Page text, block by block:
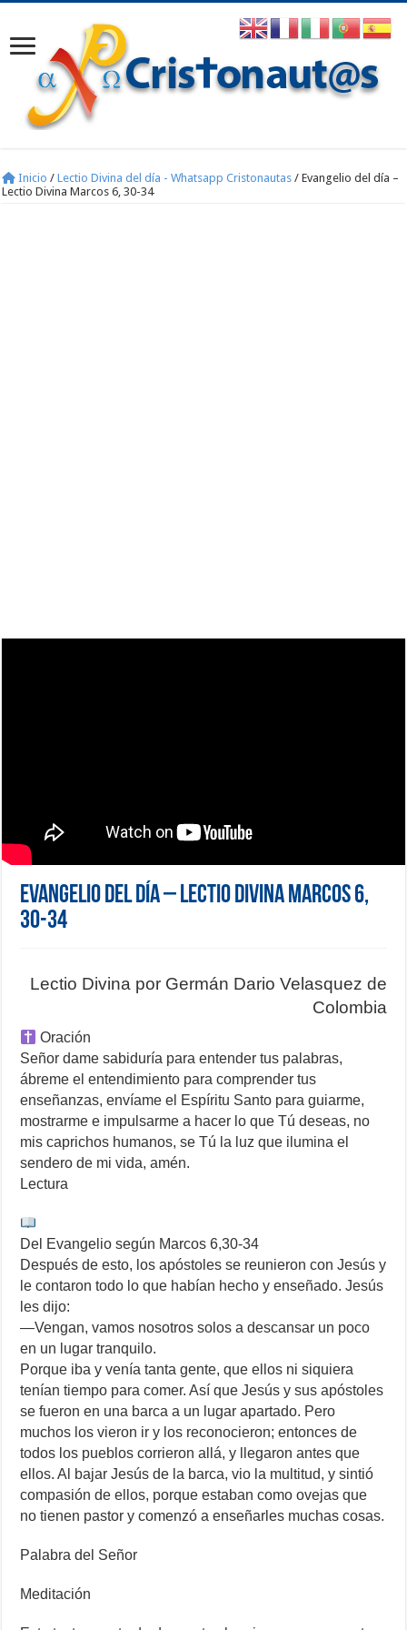
Inicio / Lectio Divina del día - Whatsapp Cristonautas / Evangelio del día –
Lectio Divina Marcos 6, 30-34
Evangelio del día – Lectio Divina Marcos 6,
30-34
Lectio Divina por Germán Dario Velasquez de
Colombia
Oración
Señor dame sabiduría para entender tus palabras,
ábreme el entendimiento para comprender tus
enseñanzas, envíame el Espíritu Santo para guiarme,
mostrarme e impulsarme a hacer lo que Tú deseas, no
mis caprichos humanos, se Tú la luz que ilumina el
sendero de mi vida, amén.
Lectura
Del Evangelio según Marcos 6,30-34
Después de esto, los apóstoles se reunieron con Jesús y
le contaron todo lo que habían hecho y enseñado. Jesús
les dijo:
—Vengan, vamos nosotros solos a descansar un poco
en un lugar tranquilo.
Porque iba y venía tanta gente, que ellos ni siquiera
tenían tiempo para comer. Así que Jesús y sus apóstoles
se fueron en una barca a un lugar apartado. Pero
muchos los vieron ir y los reconocieron; entonces de
todos los pueblos corrieron allá, y llegaron antes que
ellos. Al bajar Jesús de la barca, vio la multitud, y sintió
compasión de ellos, porque estaban como ovejas que
no tienen pastor y comenzó a enseñarles muchas cosas.
Palabra del Señor
Meditación